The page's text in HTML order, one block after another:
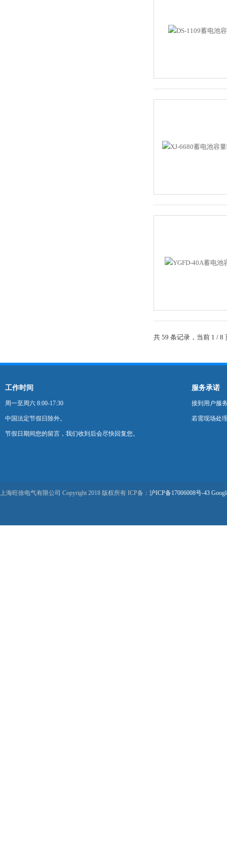
共 59 条记录，当前 1 /
工作时间
周一至周六 8:00-17:30
中国法定节假日除外。
节假日期间您的留言，我们收到后会尽快回复您。
服务承诺
接到用户服
若需现场处
上海旺徐电气有限公司 Copyright 2018 版权所有 ICP备： 沪ICP备17006008号-43